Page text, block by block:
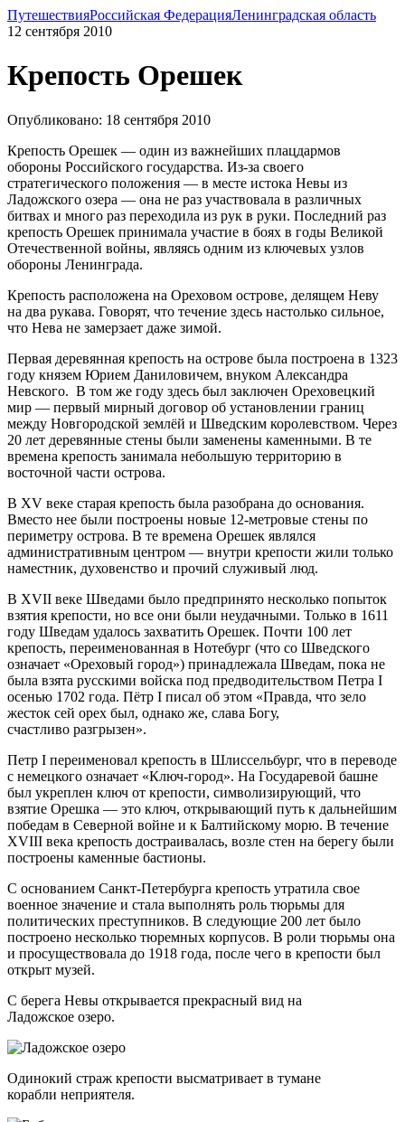
ПутешествияРоссийская ФедерацияЛенинградская область
12 сентября 2010
Крепость Орешек
Опубликовано: 18 сентября 2010
Крепость Орешек — один из важнейших плацдармов
обороны Российского государства. Из-за своего
стратегического положения — в месте истока Невы из
Ладожского озера — она не раз участвовала в различных
битвах и много раз переходила из рук в руки. Последний раз
крепость Орешек принимала участие в боях в годы Великой
Отечественной войны, являясь одним из ключевых узлов
обороны Ленинграда.
Крепость расположена на Ореховом острове, делящем Неву
на два рукава. Говорят, что течение здесь настолько сильное,
что Нева не замерзает даже зимой.
Первая деревянная крепость на острове была построена в 1323
году князем Юрием Даниловичем, внуком Александра
Невского. В том же году здесь был заключен Ореховецкий
мир — первый мирный договор об установлении границ
между Новгородской землёй и Шведским королевством. Через
20 лет деревянные стены были заменены каменными. В те
времена крепость занимала небольшую территорию в
восточной части острова.
В XV веке старая крепость была разобрана до основания.
Вместо нее были построены новые 12-метровые стены по
периметру острова. В те времена Орешек являлся
административным центром — внутри крепости жили только
наместник, духовенство и прочий служивый люд.
В XVII веке Шведами было предпринято несколько попыток
взятия крепости, но все они были неудачными. Только в 1611
году Шведам удалось захватить Орешек. Почти 100 лет
крепость, переименованная в Нотебург (что со Шведского
означает «Ореховый город») принадлежала Шведам, пока не
была взята русскими войска под предводительством Петра I
осенью 1702 года. Пётр I писал об этом «Правда, что зело
жесток сей орех был, однако же, слава Богу,
счастливо разгрызен».
Петр I переименовал крепость в Шлиссельбург, что в переводе
с немецкого означает «Ключ-город». На Государевой башне
был укреплен ключ от крепости, символизирующий, что
взятие Орешка — это ключ, открывающий путь к дальнейшим
победам в Северной войне и к Балтийскому морю. В течение
XVIII века крепость достраивалась, возле стен на берегу были
построены каменные бастионы.
С основанием Санкт-Петербурга крепость утратила свое
военное значение и стала выполнять роль тюрьмы для
политических преступников. В следующие 200 лет было
построено несколько тюремных корпусов. В роли тюрьмы она
и просуществовала до 1918 года, после чего в крепости был
открыт музей.
С берега Невы открывается прекрасный вид на
Ладожское озеро.
Одинокий страж крепости высматривает в тумане
корабли неприятеля.